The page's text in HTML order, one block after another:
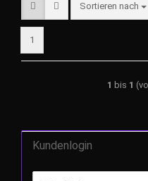
Sortieren nach
1
1 bis 1
Kundenlogin